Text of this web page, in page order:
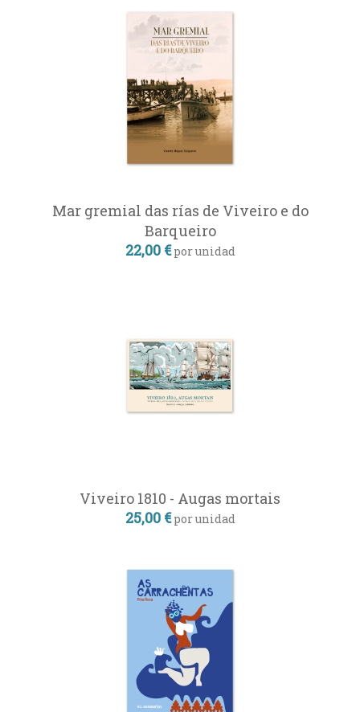
Mar gremial das rías de Viveiro e do
Barqueiro
22,00 € por unidad
Viveiro 1810 - Augas mortais
25,00 € por unidad